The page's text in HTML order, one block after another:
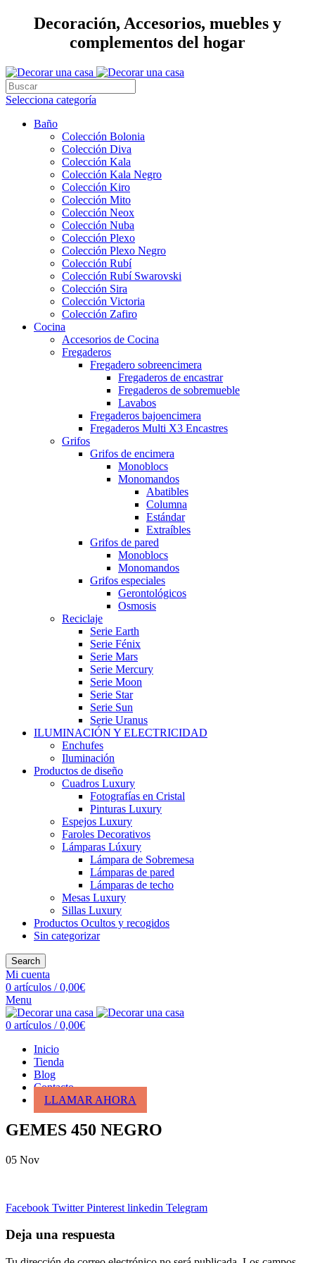
Decoración, Accesorios, muebles y
complementos del hogar
Selecciona categoría
Baño
Colección Bolonia
Colección Diva
Colección Kala
Colección Kala Negro
Colección Kiro
Colección Mito
Colección Neox
Colección Nuba
Colección Plexo
Colección Plexo Negro
Colección Rubí
Colección Rubí Swarovski
Colección Sira
Colección Victoria
Colección Zafiro
Cocina
Accesorios de Cocina
Fregaderos
Fregadero sobreencimera
Fregaderos de encastrar
Fregaderos de sobremueble
Lavabos
Fregaderos bajoencimera
Fregaderos Multi X3 Encastres
Grifos
Grifos de encimera
Monoblocs
Monomandos
Abatibles
Columna
Estándar
Extraíbles
Grifos de pared
Monoblocs
Monomandos
Grifos especiales
Gerontológicos
Osmosis
Reciclaje
Serie Earth
Serie Fénix
Serie Mars
Serie Mercury
Serie Moon
Serie Star
Serie Sun
Serie Uranus
ILUMINACIÓN Y ELECTRICIDAD
Enchufes
Iluminación
Productos de diseño
Cuadros Luxury
Fotografías en Cristal
Pinturas Luxury
Espejos Luxury
Faroles Decorativos
Lámparas Lúxury
Lámpara de Sobremesa
Lámparas de pared
Lámparas de techo
Mesas Luxury
Sillas Luxury
Productos Ocultos y recogidos
Sin categorizar
Search
Mi cuenta
0 artículos / 0,00€
Menu
0 artículos / 0,00€
Inicio
Tienda
Blog
Contacto
LLAMAR AHORA
GEMES 450 NEGRO
05 Nov
Facebook Twitter Pinterest linkedin Telegram
Deja una respuesta